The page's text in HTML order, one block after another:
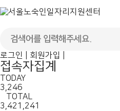
로그인 회원가입
접속자집계
TODAY
3,246
TOTAL
3,421,241